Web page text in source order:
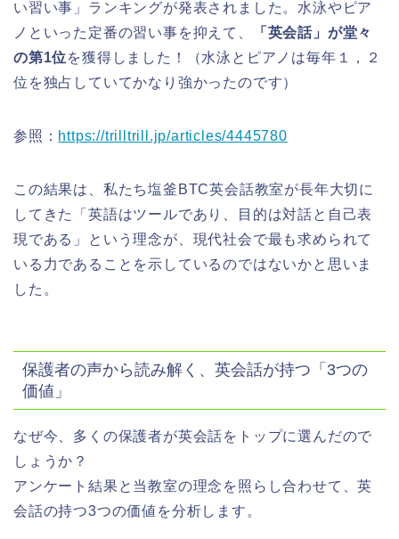
い習い事」ランキングが発表されました。水泳やピア
ノといった定番の習い事を抑えて、
「英会話」が堂々
の第1位を獲得しました！（水泳とピアノは毎年１，２
位を独占していてかなり強かったのです）
参照： https://trilltrill.jp/articles/4445780
この結果は、私たち塩釜BTC英会話教室が長年大切に
してきた「英語はツールであり、目的は対話と自己表
現である」という理念が、現代社会で最も求められて
いる力であることを示しているのではないかと思いま
した。
保護者の声から読み解く、英会話が持つ「3つの
価値」
なぜ今、多くの保護者が英会話をトップに選んだので
しょうか？
アンケート結果と当教室の理念を照らし合わせて、英
会話の持つ3つの価値を分析します。